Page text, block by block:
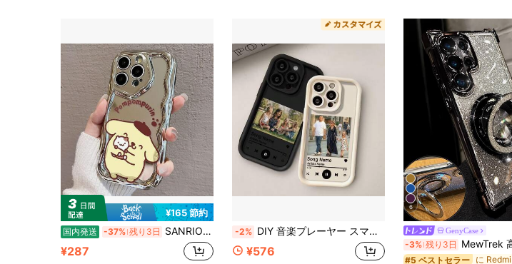
¥165 節約
国内発送 -37% 残り3日 SANRIO ミラー鏡面 波型ウェーディング TPU スマホケース ポムポムプリン 子猫イラスト サンリオ 耐衝撃レンズ保護 Phone17/16/15/14/13/12/11 Pro Max Plus 対応 可愛い韓系カジュアル落下防止カバー
¥287
-2% DIY 音楽プレーヤー スマホケース、写真、プレイリスト、テキストのカスタマイズ可能、全面保護、快適なグリップ、滑り止め、ファッショナブル。友人、家族、カップルへのギフトに最適。iPhone17 Pro Max/Air/16 Pro Max/15/14/13、Galaxy S25/S25+/S25 Ultra/S25 Edge/S24/S23/S22/A16/A55/A56/A17/A07など、各種モデルに対応
¥576
6
GenyCase
-3% 残り3日 MewTrek 高級メッキ透明スマホケース リング付きマグネットスタンド、耐衝撃・落下防止、ラインストーン グリッター、Y2Kスタイ
#5 ベストセラー